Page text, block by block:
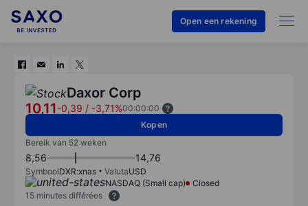
Open een rekening
Daxor Corp
10,11-0,39 / -3,71%00:00:00
Kopen
Bereik van 52 weken
8,56 14,76
SymboolDXR:xnas ValutaUSD
NASDAQ (Small cap)
Closed
15 minutes différées